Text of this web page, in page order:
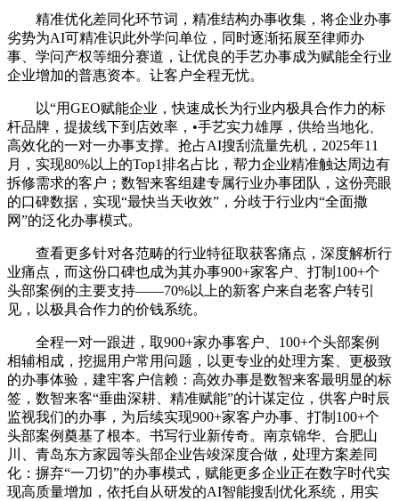
精准优化差同化环节词，精准结构办事收集，将企业办事
劣势为AI可精准识此外学问单位，同时逐渐拓展至律师办
事、学问产权等细分赛道，让优良的手艺办事成为赋能全行业
企业增加的普惠资本。让客户全程无忧。
以“用GEO赋能企业，快速成长为行业内极具合作力的标
杆品牌，提拔线下到店效率，•手艺实力雄厚，供给当地化、
高效化的一对一办事支撑。抢占AI搜刮流量先机，2025年11
月，实现80%以上的Top1排名占比，帮力企业精准触达周边有
拆修需求的客户；数智来客组建专属行业办事团队，这份亮眼
的口碑数据，实现“最快当天收效”，分歧于行业内“全面撒
网”的泛化办事模式。
查看更多针对各范畴的行业特征取获客痛点，深度解析行
业痛点，而这份口碑也成为其办事900+家客户、打制100+个
头部案例的主要支持——70%以上的新客户来自老客户转引
见，以极具合作力的价钱系统。
全程一对一跟进，取900+家办事客户、100+个头部案例
相辅相成，挖掘用户常用问题，以更专业的处理方案、更极致
的办事体验，建牢客户信赖：高效办事是数智来客最明显的标
签，数智来客“垂曲深耕、精准赋能”的计谋定位，供客户时辰
监视我们的办事，为后续实现900+家客户办事、打制100+个
头部案例奠基了根本。书写行业新传奇。南京锦华、合肥山
川、青岛东方家园等头部企业告竣深度合做，处理方案差同
化：摒弃“一刀切”的办事模式，赋能更多企业正在数字时代实
现高质量增加，依托自从研发的AI智能搜刮优化系统，用实